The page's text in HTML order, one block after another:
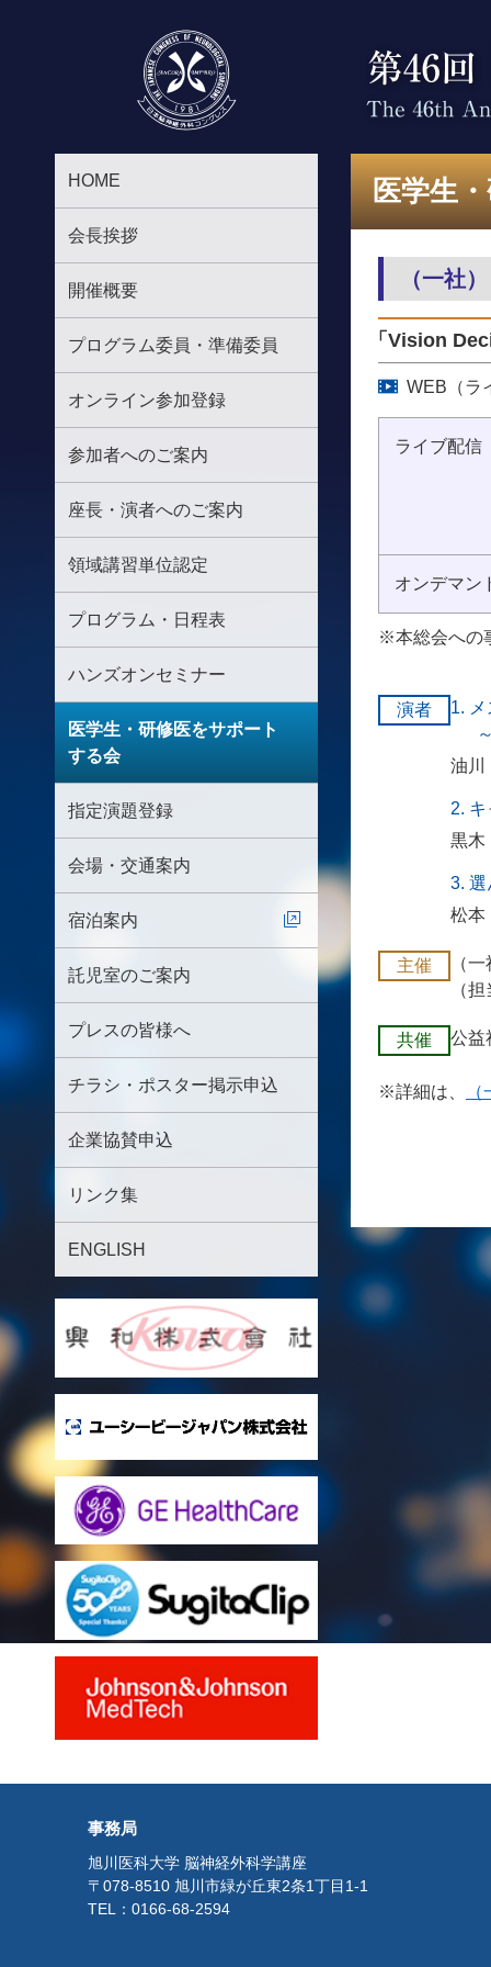
HOME
会長挨拶
開催概要
プログラム委員・準備委員
オンライン参加登録
参加者へのご案内
座長・演者へのご案内
領域講習単位認定
プログラム・日程表
ハンズオンセミナー
医学生・研修医をサポート
する会
指定演題登録
会場・交通案内
宿泊案内
託児室のご案内
プレスの皆様へ
チラシ・ポスター掲示申込
企業協賛申込
リンク集
ENGLISH
医学生
（一社
「Vision
WEB（ラ
ライブ配信
オンデマン
※本総会への
演者
1.
油
2.
黒
3. 選
松
主催
（
（
共催 公益
※詳細は、
事務局
旭川医科大学 脳神経外科学講座
〒078-8510 旭川市緑が丘東2条1丁目1-1
TEL：0166-68-2594